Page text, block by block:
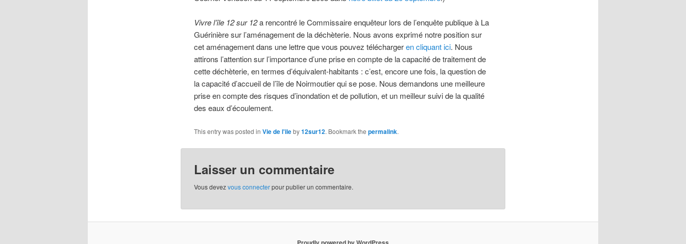
Vivre l’île 12 sur 12a rencontré le Commissaire enquêteur lors de l’enquête publique à La
Guérinière sur l’aménagement de la déchèterie. Nous avons exprimé notre position sur
cet aménagement dans une lettre que vous pouvez téléchargeren cliquant ici. Nous
attirons l’attention sur l’importance d’une prise en compte de la capacité de traitement de
cette déchèterie, en termes d’équivalent-habitants : c’est, encore une fois, la question de
la capacité d’accueil de l’île de Noirmoutier qui se pose. Nous demandons une meilleure
prise en compte des risques d’inondation et de pollution, et un meilleur suivi de la qualité
des eaux d’écoulement.
This entry was posted in Vie de l'ileby12sur12. Bookmark the permalink.
Laisser un commentaire
Vous devezvous connecterpour publier un commentaire.